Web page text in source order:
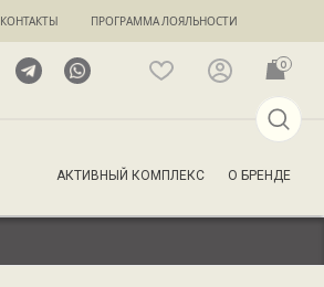
КОНТАКТЫ ПРОГРАММА ЛОЯЛЬНОСТИ
0
АКТИВНЫЙ КОМПЛЕКС О БРЕНДЕ